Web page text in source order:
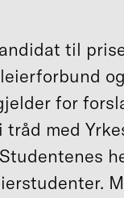
til
for
tråd med